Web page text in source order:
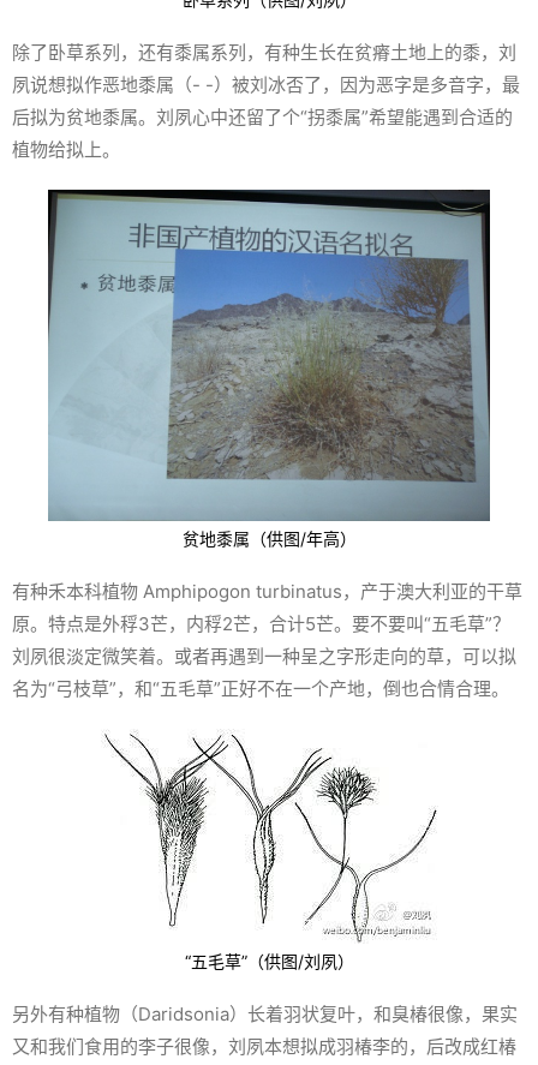
除了卧草系列，还有黍属系列，有种生长在贫瘠土地上的黍，刘
夙说想拟作恶地黍属（- -）被刘冰否了，因为恶字是多音字，最
后拟为贫地黍属。刘夙心中还留了个“拐黍属”希望能遇到合适的
植物给拟上。
贫地黍属（供图/年高）
有种禾本科植物 Amphipogon turbinatus，产于澳大利亚的干草
原。特点是外稃3芒，内稃2芒，合计5芒。要不要叫“五毛草”？
刘夙很淡定微笑着。或者再遇到一种呈之字形走向的草，可以拟
名为“弓枝草”，和“五毛草”正好不在一个产地，倒也合情合理。
“五毛草”（供图/刘夙）
另外有种植物（Daridsonia）长着羽状复叶，和臭椿很像，果实
又和我们食用的李子很像，刘夙本想拟成羽椿李的，后改成红椿